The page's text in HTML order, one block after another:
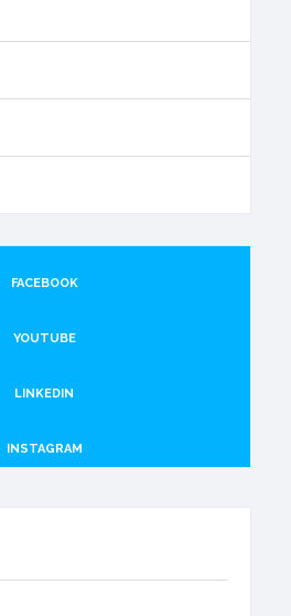
FACEBOOK
YOUTUBE
LINKEDIN
INSTAGRAM